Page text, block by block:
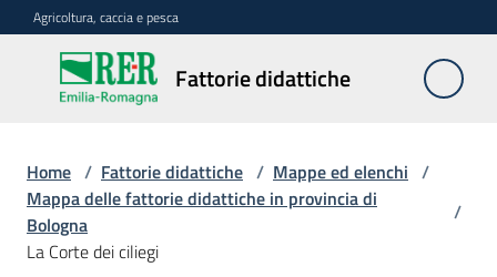
Vai al contenuto
Vai alla navigazione
Vai al footer
Agricoltura, caccia e pesca
Fattorie didattiche
Fattorie
didattiche
Trova
sulla
mappa
Home / Fattorie didattiche / Mappe ed elenchi /
Mappa delle fattorie didattiche in provincia di
Bologna
/
La Corte dei ciliegi